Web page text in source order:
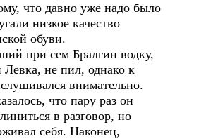
что давно уже надо было
низкое качество
обуви.
при сем Бралгин водку,
не пил, однако к
внимательно.
что пару раз он
в разговор, но
себя. Наконец,